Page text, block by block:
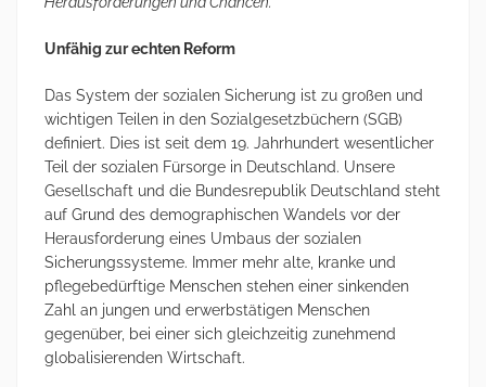
Unfähig zur echten Reform
Das System der sozialen Sicherung ist zu großen und
wichtigen Teilen in den Sozialgesetzbüchern (SGB)
definiert. Dies ist seit dem 19. Jahrhundert wesentlicher
Teil der sozialen Fürsorge in Deutschland. Unsere
Gesellschaft und die Bundesrepublik Deutschland steht
auf Grund des demographischen Wandels vor der
Herausforderung eines Umbaus der sozialen
Sicherungssysteme. Immer mehr alte, kranke und
pflegebedürftige Menschen stehen einer sinkenden
Zahl an jungen und erwerbstätigen Menschen
gegenüber, bei einer sich gleichzeitig zunehmend
globalisierenden Wirtschaft.